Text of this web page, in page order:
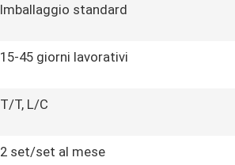
Imballaggio standard
15-45 giorni lavorativi
T/T, L/C
2 set/set al mese